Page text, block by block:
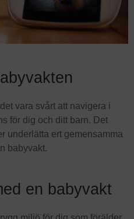
vara svårt att navigera i
för dig och ditt barn. Det
underlätta ert gemensamma
babyvakt.
en babyvakt